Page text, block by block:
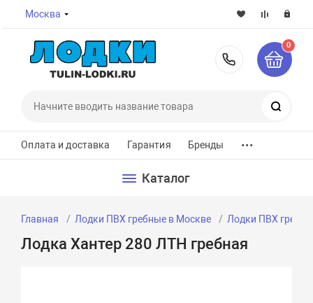
Москва
8-800-
0
Оплата и доставка Гарантия Бренды ...
Каталог
Главная Лодки ПВХ гребные в Москве Лодки ПВХ
Лодка Хантер 280 ЛТН гребная